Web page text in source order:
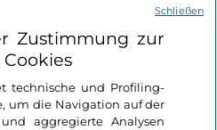
Zustimmung zur
technische und Profiling-
um die Navigation auf der
aggregierte Analysen
Schließen